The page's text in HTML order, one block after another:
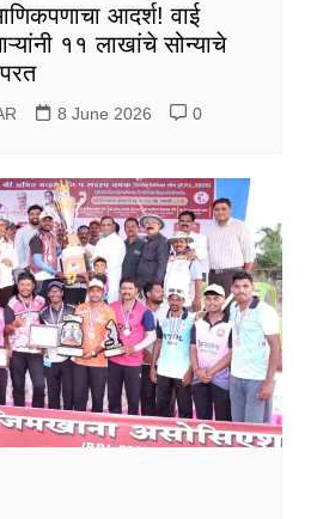
आदर्श! वाई
११ लाखांचे सोन्याचे
8 June 2026 0